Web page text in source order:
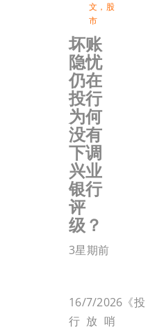
文 ， 股
市
坏账
隐忧
仍在
投行
为何
没有
下调
兴业
银行
评
级？
3星期前
16/7/2026《投
行放哨